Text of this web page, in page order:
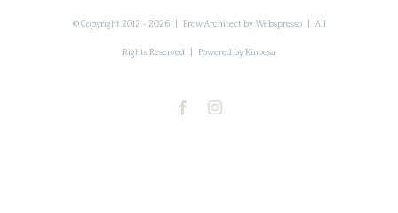
© Copyright 2012 - 2026 | Brow Architect byWebspresso| All
Rights Reserved | Powered by Kinoosa
FacebookInstagram